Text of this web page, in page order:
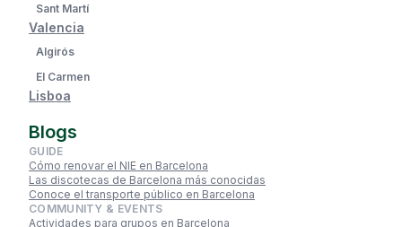
Sant Martí
Valencia
Algirós
El Carmen
Lisboa
Blogs
GUIDE
Cómo renovar el NIE en Barcelona
Las discotecas de Barcelona más conocidas
Conoce el transporte público en Barcelona
COMMUNITY & EVENTS
Actividades para grupos en Barcelona